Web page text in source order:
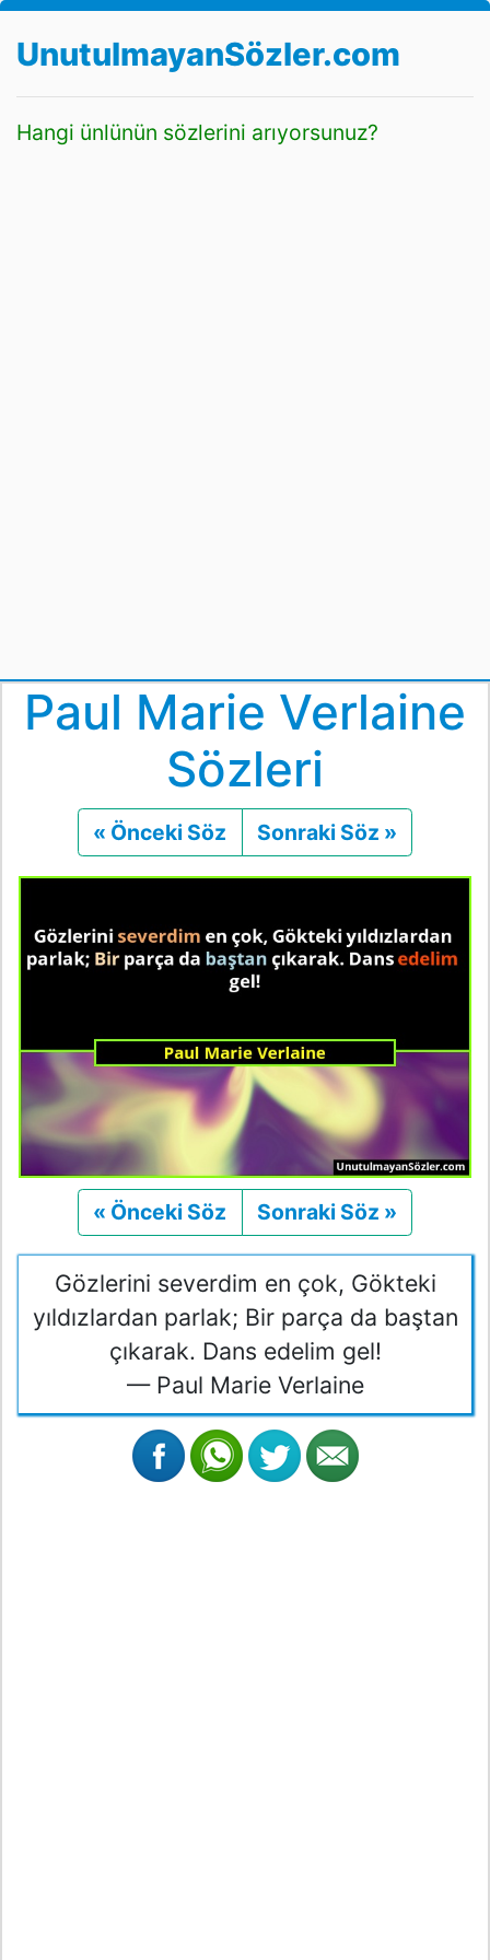
UnutulmayanSözler.com
Hangi ünlünün sözlerini arıyorsunuz?
Paul Marie Verlaine
Sözleri
« Önceki Söz Önceki
Sonraki Söz »
« Önceki Söz Önceki
Sonraki Söz »
Gözlerini severdim en çok, Gökteki
yıldızlardan parlak; Bir parça da baştan
çıkarak. Dans edelim gel!
— Paul Marie Verlaine